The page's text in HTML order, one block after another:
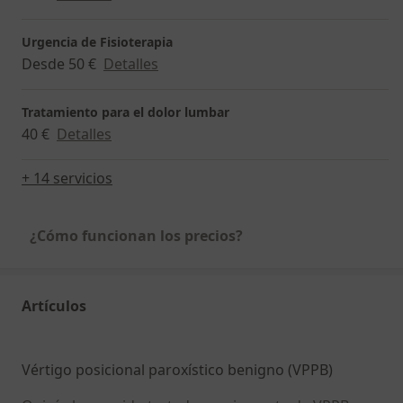
Urgencia de Fisioterapia
Desde 50 € Detalles
Tratamiento para el dolor lumbar
40 € Detalles
+ 14 servicios
¿Cómo funcionan los precios?
Artículos
Vértigo posicional paroxístico benigno (VPPB)